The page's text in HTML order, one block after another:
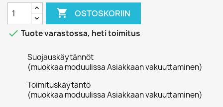
 OSTOSKORIIN
 Tuote varastossa, heti toimitus
Suojauskäytännöt
(muokkaa moduulissa Asiakkaan vakuuttaminen)
Toimituskäytäntö
(muokkaa moduulissa Asiakkaan vakuuttaminen)